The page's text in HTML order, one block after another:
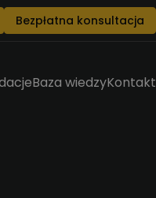
Bezpłatna konsultacja
Baza wiedzyKontakt